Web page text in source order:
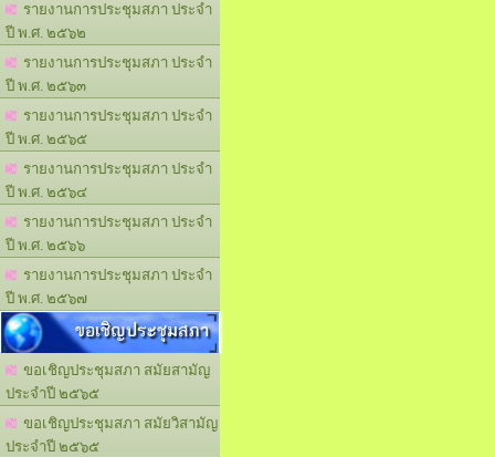
รายงานการประชุมสภา ประจำ
ปี พ.ศ. ๒๕๖๒
รายงานการประชุมสภา ประจำ
ปี พ.ศ. ๒๕๖๓
รายงานการประชุมสภา ประจำ
ปี พ.ศ. ๒๕๖๕
รายงานการประชุมสภา ประจำ
ปี พ.ศ. ๒๕๖๔
รายงานการประชุมสภา ประจำ
ปี พ.ศ. ๒๕๖๖
รายงานการประชุมสภา ประจำ
ปี พ.ศ. ๒๕๖๗
ขอเชิญประชุมสภา
ขอเชิญประชุมสภา สมัยสามัญ
ประจำปี ๒๕๖๕
ขอเชิญประชุมสภา สมัยวิสามัญ
ประจำปี ๒๕๖๕